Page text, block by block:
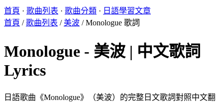
首頁 · 歌曲列表 · 歌曲分類 · 日語學習文章
首頁 /歌曲列表 /美波 /Monologue 歌詞
Monologue - 美波 | 中文歌詞
Lyrics
日語歌曲《Monologue》（美波）的完整日文歌詞對照中文翻